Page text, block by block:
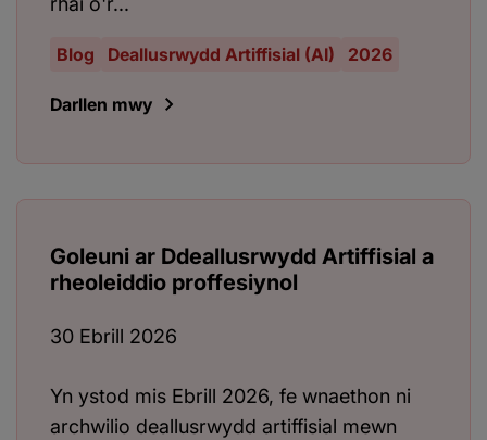
Blog Deallusrwydd Artiffisial (AI) 2026
Darllen mwy
Goleuni ar Ddeallusrwydd Artiffisial a
rheoleiddio proffesiynol
30 Ebrill 2026
Yn ystod mis Ebrill 2026, fe wnaethon ni
archwilio deallusrwydd artiffisial mewn